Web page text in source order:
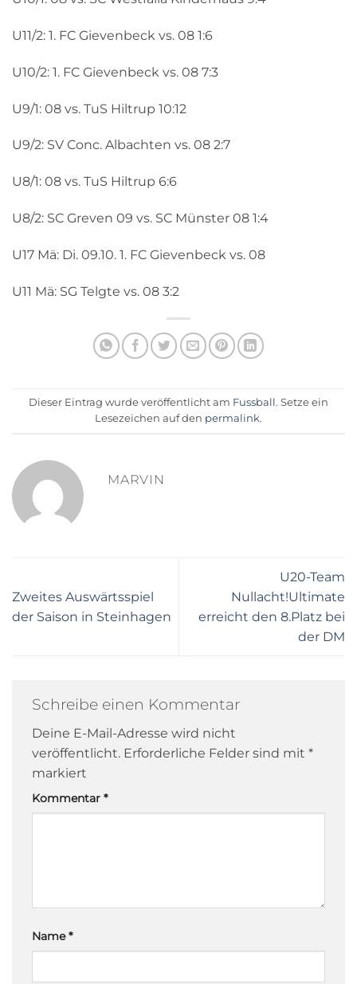
U11/2: 1. FC Gievenbeck vs. 08 1:6
U10/2: 1. FC Gievenbeck vs. 08 7:3
U9/1: 08 vs. TuS Hiltrup 10:12
U9/2: SV Conc. Albachten vs. 08 2:7
U8/1: 08 vs. TuS Hiltrup 6:6
U8/2: SC Greven 09 vs. SC Münster 08 1:4
U17 Mä: Di. 09.10. 1. FC Gievenbeck vs. 08
U11 Mä: SG Telgte vs. 08 3:2
Dieser Eintrag wurde veröffentlicht am Fussball . Setze ein
Lesezeichen auf den permalink.
MARVIN
Zweites Auswärtsspiel
der Saison in Steinhagen
U20-Team
Nullacht!Ultimate
erreicht den 8.Platz bei
der DM
Schreibe einen Kommentar
Deine E-Mail-Adresse wird nicht
veröffentlicht. Erforderliche Felder sind mit *
markiert
Kommentar *
Name*